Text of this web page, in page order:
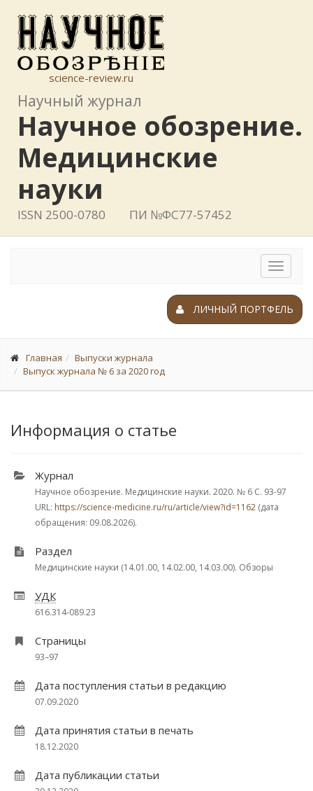
science-review.ru
Научный журнал
Научное обозрение.
Медицинские
науки
ISSN 2500-0780 ПИ №ФС77-57452
Toggle
ЛИЧНЫЙ ПОРТФЕЛЬ
Главная
Выпуски журнала
Выпуск журнала № 6 за 2020 год
Информация о статье
Журнал
Научное обозрение. Медицинские науки. 2020. № 6 С. 93-97
URL: https://science-medicine.ru/ru/article/view?id=1162 (дата
обращения: 09.08.2026).
Раздел
Медицинские науки (14.01.00, 14.02.00, 14.03.00). Обзоры
УДК
616.314-089.23
Страницы
93–97
Дата поступления статьи в редакцию
07.09.2020
Дата принятия статьи в печать
18.12.2020
Дата публикации статьи